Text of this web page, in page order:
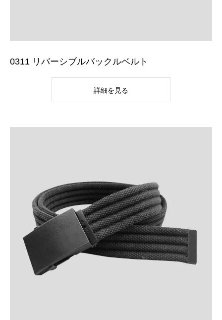
0311 リバーシブルバックルベルト
詳細を見る